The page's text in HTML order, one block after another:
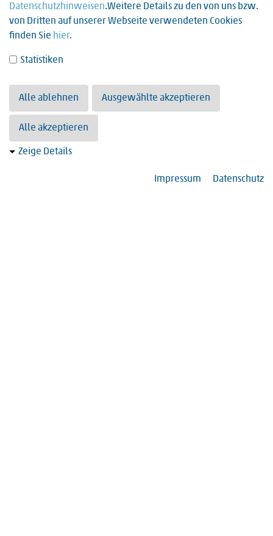
E-Mail:
Datenschutzhinweisen.Weitere Details zu den von uns bzw.
von Dritten auf unserer Webseite verwendeten Cookies
finden Sie hier.
Statistiken
Alle ablehnen Ausgewählte akzeptieren
Alle akzeptieren
Zeige Details
Impressum Datenschutz